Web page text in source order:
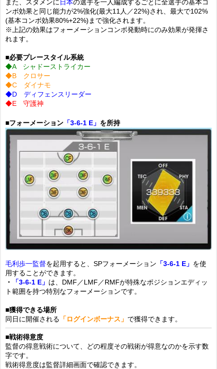
また、スタメンに 日本の選手を一人編成するごとに全選手の基本コ
ンボ効果と同じ能力が2%強化(最大11人／22%)され、最大で102%
(基本コンボ効果80%+22%)まで強化されます。
※上記の効果はフォーメーションコンボ発動時にのみ効果が発揮さ
れます。
■必要プレースタイル系統
◆A シャドーストライカー
◆B クロサー
◆C ダイナモ
◆D ディフェンスリーダー
◆E 守護神
■フォーメーション「3-6-1 E」 を所持
毛利歩一監督を起用すると、SPフォーメーション 「3-6-1 E」 を使
用することができます。
・
「3-6-1 E」 は、DMF／LMF／RMFが特殊なポジションエディッ
ト範囲を持つ特別なフォーメーションです。
■獲得できる場所
同日に開催される 「ログインボーナス」 で獲得できます。
■戦術得意度
監督の得意戦術について、どの程度その戦術が得意なのかを示す数
字です。
戦術得意度は監督詳細画面で確認できます。